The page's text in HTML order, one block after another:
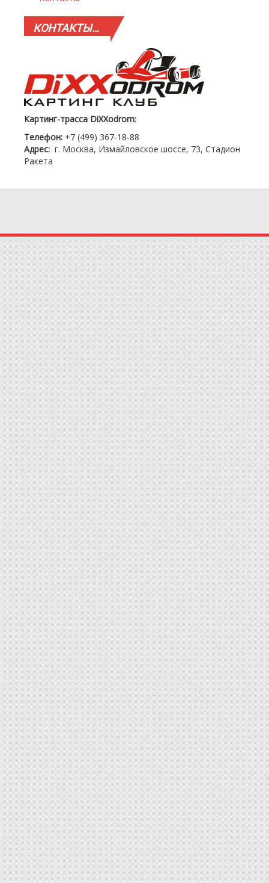
КОНТАКТЫ…
Картинг-трасса DiXXodrom:
Телефон: +7 (499) 367-18-88
Адрес: г. Москва, Измайловское шоссе, 73, Стадион
Ракета